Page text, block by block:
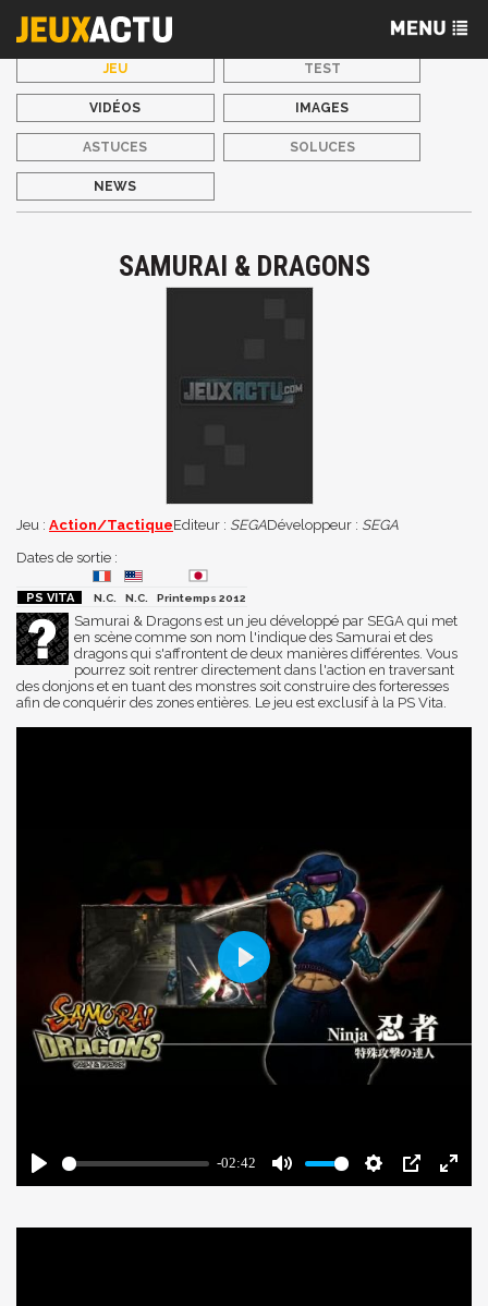
JEU TEST
VIDÉOS IMAGES
ASTUCES SOLUCES
NEWS
SAMURAI & DRAGONS
Jeu : Action/TactiqueEditeur : SEGADéveloppeur : SEGA
Dates de sortie :
N.C. N.C. Printemps 2012
Samurai & Dragons est un jeu développé par SEGA qui met
en scène comme son nom l'indique des Samurai et des
dragons qui s'affrontent de deux manières différentes. Vous
pourrez soit rentrer directement dans l'action en traversant
des donjons et en tuant des monstres soit construire des forteresses
afin de conquérir des zones entières. Le jeu est exclusif à la PS Vita.